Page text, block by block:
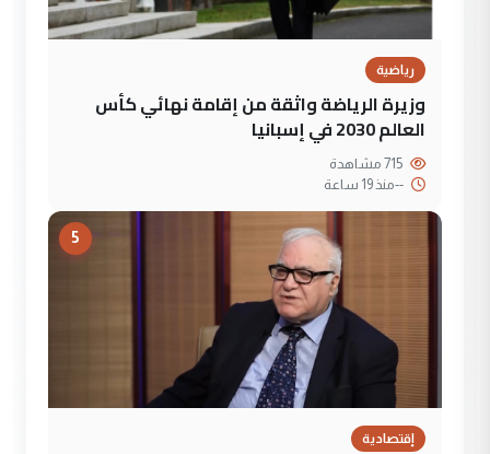
رياضية
وزيرة الرياضة واثقة من إقامة نهائي كأس
العالم 2030 في إسبانيا
--منذ 19 ساعة
5
إقتصادية